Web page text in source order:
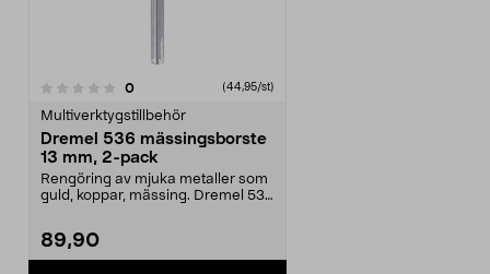
0recensioner (44,95/st)
Multiverktygstillbehör
Dremel 536 mässingsborste
13 mm, 2-pack
Rengöring av mjuka metaller som
guld, koppar, mässing. Dremel 536
89,90